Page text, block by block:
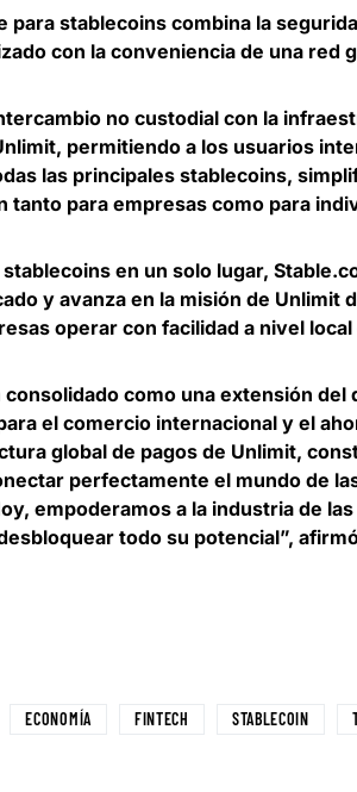
para stablecoins combina la
con la conveniencia de una red
no custodial con la
, permitiendo a los usuarios
las principales stablecoins,
tanto para empresas como para
en un solo lugar,
y avanza en la misión de Unlimit
operar con facilidad a nivel
consolidado como una extensión
el comercio internacional y el
global de pagos de Unlimit,
perfectamente el mundo de
empoderamos a la industria de
todo su potencial”,
ECONOMÍA FINTECH STABLECOIN